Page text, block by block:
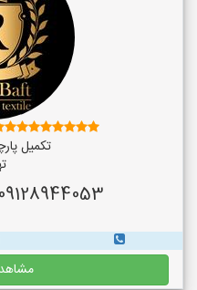
تکمیل
09128944053_02155603613